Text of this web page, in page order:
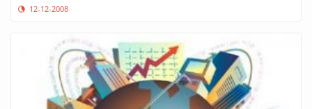
12-12-2008